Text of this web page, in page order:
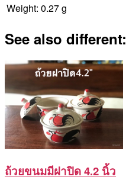
Weight: 0.27 g
See also different:
ถ้วยขนมมีฝาปิด 4.2 นิ้ว